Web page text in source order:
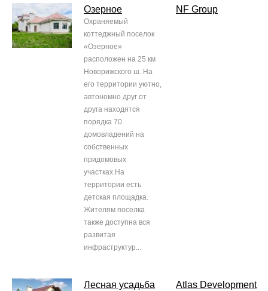
Озерное
Охраняемый
коттеджный поселок
«Озерное»
расположен на 25 км
Новорижского ш. На
его территории уютно,
автономно друг от
друга находятся
порядка 70
домовладений на
собственных
придомовых
участках.На
территории есть
детская площадка.
Жителям поселка
также доступна вся
развитая
инфраструктур...
NF Group
Лесная усадьба Atlas Development